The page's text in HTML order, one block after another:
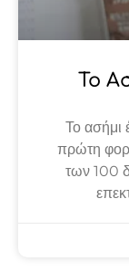
Το
Το ασήμι
πρώτη
των 100